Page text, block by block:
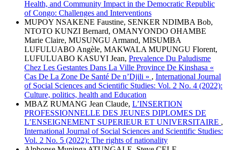
Health, and Community Impact in the Democratic Republic
of Congo: Challenges and Interventions
MUPOY NSAKENE Faustine, SENKER NDIMBA Bob,
NTOTO KUNZI Bernard, OMANYONDO OHAMBE
Marie Claire, MUSUNGU Armand, MISUMBA
LUFULUABO Angèle, MAKWALA MUPUNGU Florent,
LUFULUABO KASUYI Jean, Prevalence Du Paludisme
Chez Les Gestantes Dans La Ville Province De Kinshasa «
Cas De La Zone De Santé De n’Djili » , International Journal
of Social Sciences and Scientific Studies: Vol. 2 No. 4 (2022):
Culture, politics, health and Education
MBAZ RUMANG Jean Claude, L’INSERTION
PROFESSIONNELLE DES JEUNES DIPLOMES DE
L’ENSEIGNEMENT SUPERIEUR ET UNIVERSITAIRE ,
International Journal of Social Sciences and Scientific Studies:
Vol. 2 No. 5 (2022): The rights of nationality